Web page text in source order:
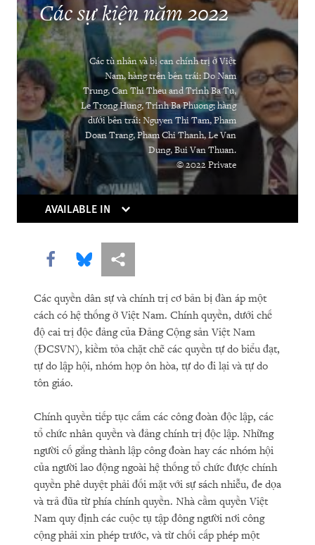
DOWNLOAD
Các sự kiện năm 2022
Các tù nhân và bị can chính trị ở Việt
Nam, hàng trên bên trái: Do Nam
Trung, Can Thi Theu and Trinh Ba Tu,
Le Trong Hung, Trinh Ba Phuong; hàng
dưới bên trái: Nguyen Thi Tam, Pham
Doan Trang, Pham Chi Thanh, Le Van
Dung, Bui Van Thuan.
© 2022 Private
AVAILABLE IN
Share this via Facebook
Share this via Bluesky
More sharing options
Các quyền dân sự và chính trị cơ bản bị đàn áp một
cách có hệ thống ở Việt Nam. Chính quyền, dưới chế
độ cai trị độc đảng của Đảng Cộng sản Việt Nam
(ĐCSVN), kiềm tỏa chặt chẽ các quyền tự do biểu đạt,
tự do lập hội, nhóm họp ôn hòa, tự do đi lại và tự do
tôn giáo.
Chính quyền tiếp tục cấm các công đoàn độc lập, các
tổ chức nhân quyền và đảng chính trị độc lập. Những
người cố gắng thành lập công đoàn hay các nhóm hội
của người lao động ngoài hệ thống tổ chức được chính
quyền phê duyệt phải đối mặt với sự sách nhiễu, đe dọa
và trả đũa từ phía chính quyền. Nhà cầm quyền Việt
Nam quy định các cuộc tụ tập đông người nơi công
cộng phải xin phép trước, và từ chối cấp phép một